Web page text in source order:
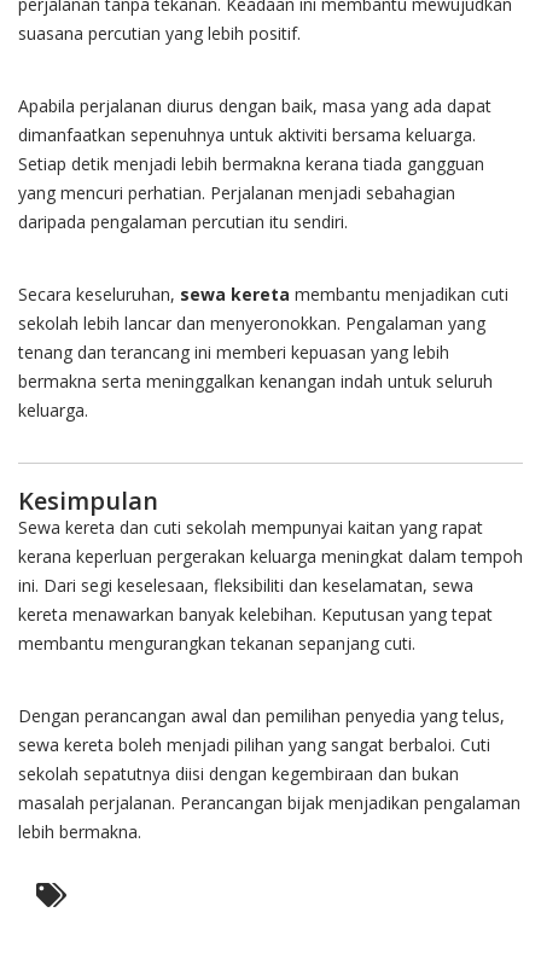
suasana percutian yang lebih positif.
Apabila perjalanan diurus dengan baik, masa yang ada dapat
dimanfaatkan sepenuhnya untuk aktiviti bersama keluarga.
Setiap detik menjadi lebih bermakna kerana tiada gangguan
yang mencuri perhatian. Perjalanan menjadi sebahagian
daripada pengalaman percutian itu sendiri.
Secara keseluruhan, sewa kereta membantu menjadikan cuti
sekolah lebih lancar dan menyeronokkan. Pengalaman yang
tenang dan terancang ini memberi kepuasan yang lebih
bermakna serta meninggalkan kenangan indah untuk seluruh
keluarga.
Kesimpulan
Sewa kereta dan cuti sekolah mempunyai kaitan yang rapat
kerana keperluan pergerakan keluarga meningkat dalam tempoh
ini. Dari segi keselesaan, fleksibiliti dan keselamatan, sewa
kereta menawarkan banyak kelebihan. Keputusan yang tepat
membantu mengurangkan tekanan sepanjang cuti.
Dengan perancangan awal dan pemilihan penyedia yang telus,
sewa kereta boleh menjadi pilihan yang sangat berbaloi. Cuti
sekolah sepatutnya diisi dengan kegembiraan dan bukan
masalah perjalanan. Perancangan bijak menjadikan pengalaman
lebih bermakna.